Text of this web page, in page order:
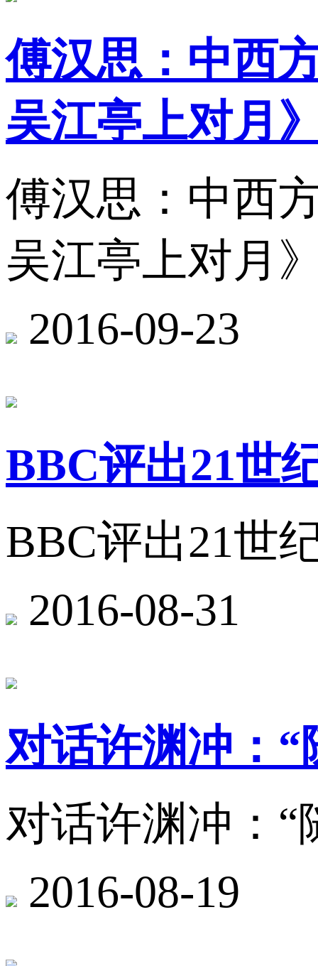
傅汉思：中西
吴江亭上对月
傅汉思：中西
吴江亭上对月
2016-09-23
BBC评出21世
BBC评出21世
2016-08-31
对话许渊冲：“
对话许渊冲：“
2016-08-19